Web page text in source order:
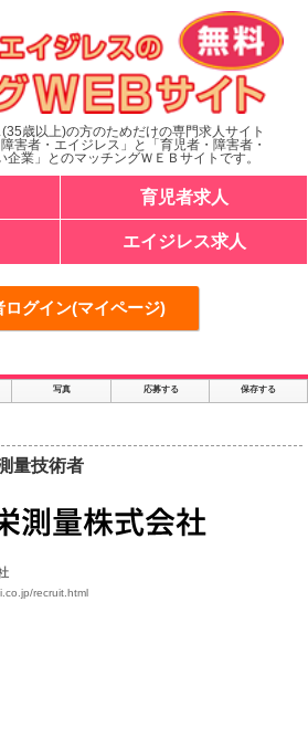
歳以上)の方のためだけの専門求人サイト
害者・エイジレス」と「育児者・障害者・
企業」とのマッチングＷＥＢサイトです。
育児者求人
エイジレス求人
ログイン(マイページ)
写真 応募する 保存する
量技術者
recruit.html